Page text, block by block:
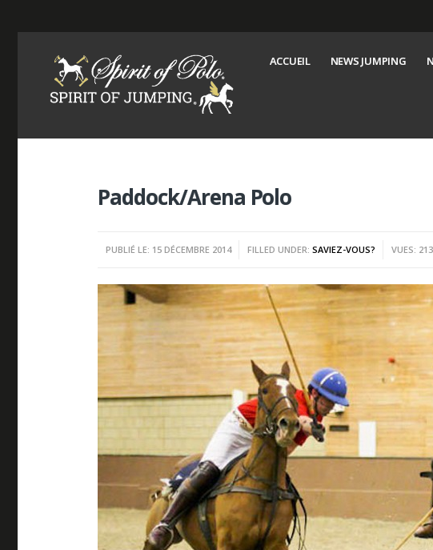
ACCUEIL NEWS JUMPING
Paddock/Arena Polo
PUBLIÉ LE: 15 DÉCEMBRE 2014 FILLED UNDER:SAVIEZ-VOUS? VUES: